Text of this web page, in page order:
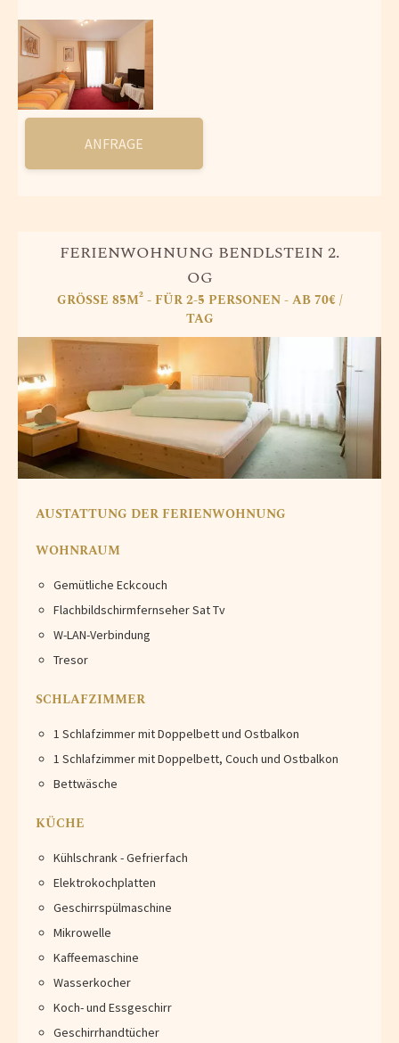
ANFRAGE
FERIENWOHNUNG BENDLSTEIN 2.
OG
GRÖSSE 85M² - FÜR 2-5 PERSONEN - AB 70€ /
TAG
AUSTATTUNG DER FERIENWOHNUNG
WOHNRAUM
Gemütliche Eckcouch
Flachbildschirmfernseher Sat Tv
W-LAN-Verbindung
Tresor
SCHLAFZIMMER
1 Schlafzimmer mit Doppelbett und Ostbalkon
1 Schlafzimmer mit Doppelbett, Couch und Ostbalkon
Bettwäsche
KÜCHE
Kühlschrank - Gefrierfach
Elektrokochplatten
Geschirrspülmaschine
Mikrowelle
Kaffeemaschine
Wasserkocher
Koch- und Essgeschirr
Geschirrhandtücher